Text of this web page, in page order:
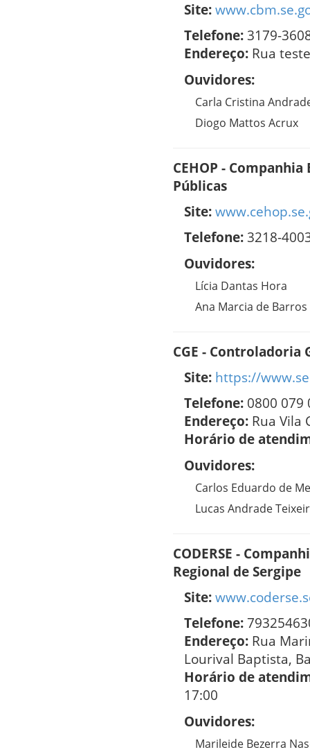
Site:
Telefone:3179-
Endereço: Rua
Ouvidores:
Carla Cristina
Diogo Mattos Acrux
CEHOP -
Públicas
Site:
Telefone:3218-
Ouvidores:
Lícia Dantas Hora
Ana Marcia de
CGE - Controladoria
Site: https://
Telefone: 0800 079
Endereço: Rua Vila
Horário de
Ouvidores:
Carlos Eduardo de
Lucas Andrade
CODERSE -
Regional de Sergipe
Site:
Telefone:
Endereço: Rua
Lourival Baptista,
Horário de
17:00
Ouvidores:
Marileide Bezerra